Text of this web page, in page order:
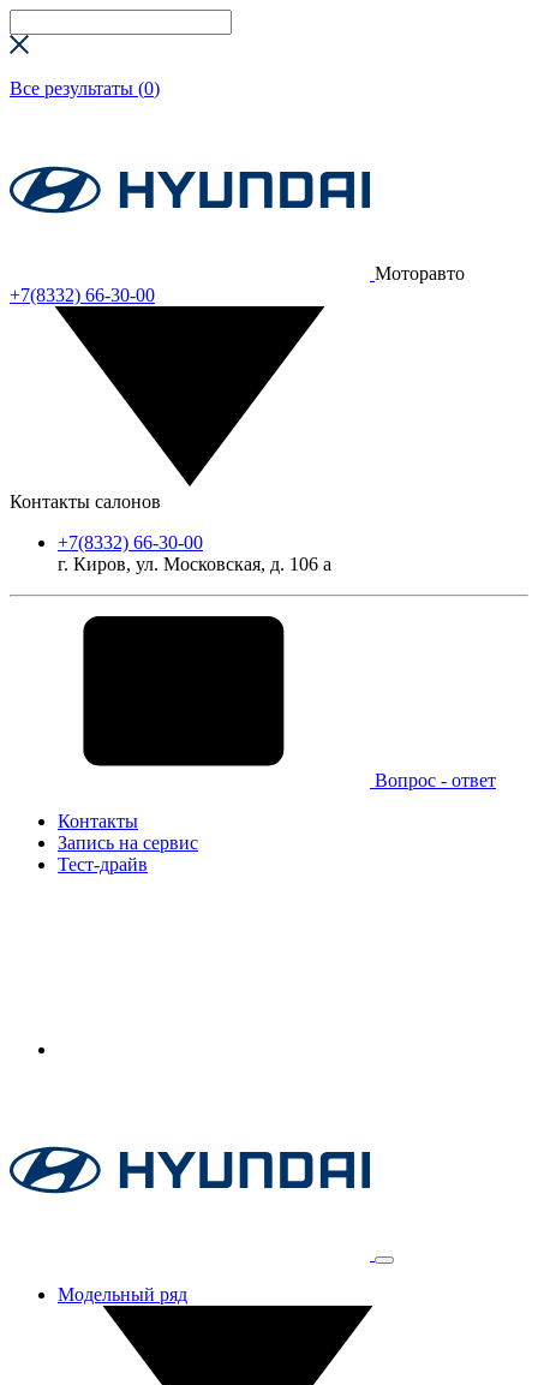
Все результаты (0)
Моторавто
+7(8332) 66-30-00
Контакты салонов
+7(8332) 66-30-00
г. Киров, ул. Московская, д. 106 а
Вопрос - ответ
Контакты
Запись на сервис
Тест-драйв
Модельный ряд